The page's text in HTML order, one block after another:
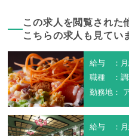
この求人を閲覧された
こちらの求人も見てい
給与 ：月
職種 ：調
勤務地：
給与 ：月